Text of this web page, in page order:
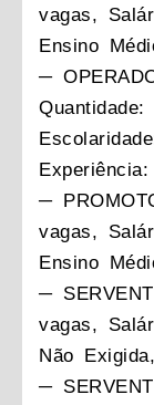
vagas,
Ensino
─
─
vagas,
Ensino
─
vagas,
Não
─